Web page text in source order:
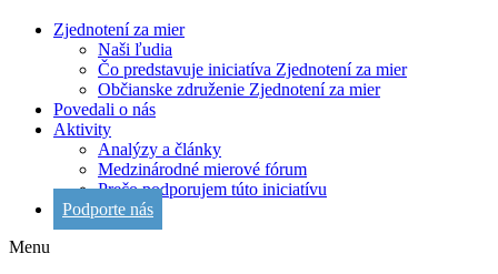
Zjednotení za mier
Naši ľudia
Čo predstavuje iniciatíva Zjednotení za mier
Občianske združenie Zjednotení za mier
Povedali o nás
Aktivity
Analýzy a články
Medzinárodné mierové fórum
Prečo podporujem túto iniciatívu
Podporte nás
Menu